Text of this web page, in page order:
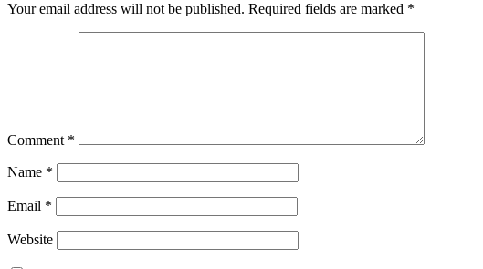
Your email address will not be published. Required fields are marked *
Comment *
Name *
Email *
Website